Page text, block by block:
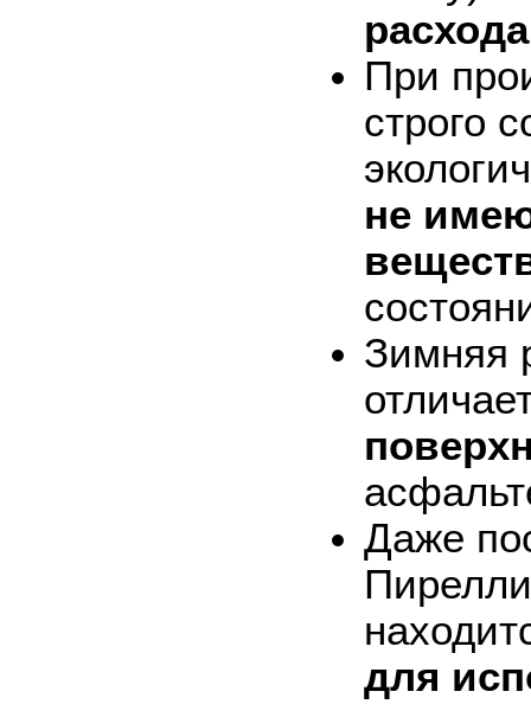
При
строго
не
Зимняя
Даже
для